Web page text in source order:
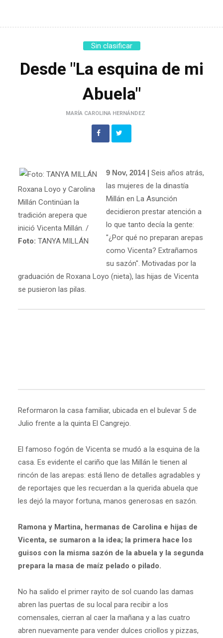
Sin clasificar
Desde "La esquina de mi
Abuela"
MARÍA CAROLINA HERNÁNDEZ
Roxana Loyo y Carolina
Millán Continúan la
tradición arepera que
inició Vicenta Millán. /
Foto: TANYA MILLÁN
9 Nov, 2014 | Seis años atrás,
las mujeres de la dinastía
Millán en La Asunción
decidieron prestar atención a
lo que tanto decía la gente:
"¿Por qué no preparan arepas
como Vicenta? Extrañamos
su sazón". Motivadas por la
graduación de Roxana Loyo (nieta), las hijas de Vicenta
se pusieron las pilas.
Reformaron la casa familiar, ubicada en el bulevar 5 de
Julio frente a la quinta El Cangrejo.
El famoso fogón de Vicenta se mudó a la esquina de la
casa. Es evidente el cariño que las Millán le tienen al
rincón de las arepas: está lleno de detalles agradables y
de reportajes que les recuerdan a la querida abuela que
les dejó la mayor fortuna, manos generosas en sazón.
Ramona y Martina, hermanas de Carolina e hijas de
Vicenta, se sumaron a la idea; la primera hace los
guisos con la misma sazón de la abuela y la segunda
prepara la masa de maíz pelado o pilado.
No ha salido el primer rayito de sol cuando las damas
abren las puertas de su local para recibir a los
comensales, cierran al caer la mañana y a las cuatro
abren nuevamente para vender dulces criollos y pizzas,